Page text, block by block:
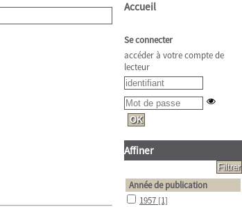
Accueil
Se connecter
accéder à votre compte de
lecteur
Affiner
Année de publication
1957 [1]